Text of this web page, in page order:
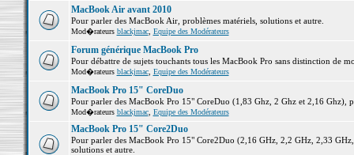
MacBook Air avant 2010
Pour parler des MacBook Air, problèmes matériels, solutions et autre.
Mod�rateurs blackjmac, Equipe des Modérateurs
Forum générique MacBook Pro
Pour débattre de sujets touchants tous les MacBook Pro sans distinction de
Mod�rateurs blackjmac, Equipe des Modérateurs
MacBook Pro 15" CoreDuo
Pour parler des MacBook Pro 15" CoreDuo (1,83 Ghz, 2 Ghz et 2,16 Ghz),
Mod�rateurs blackjmac, Equipe des Modérateurs
MacBook Pro 15" Core2Duo
Pour parler des MacBook Pro 15" Core2Duo (2,16 GHz, 2,2 GHz, 2,33
solutions et autre.